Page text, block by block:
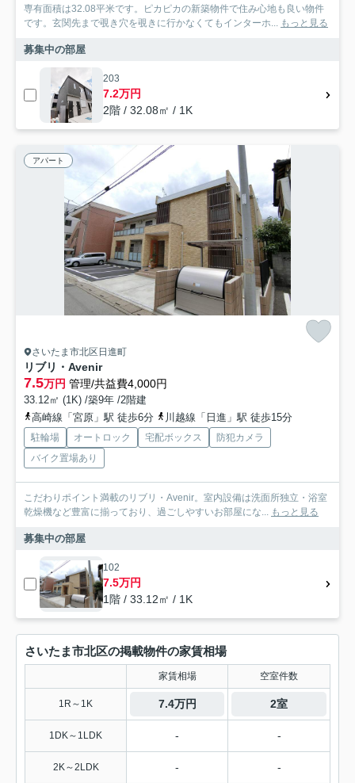
専有面積は32.08平米です。ピカピカの新築物件で住み心地も良い物件
です。玄関先まで覗き穴を覗きに行かなくてもインターホ... もっと見る
募集中の部屋
203
7.2万円
2階 / 32.08㎡ / 1K
アパート
さいたま市北区日進町
リブリ・Avenir
7.5万円 管理/共益費4,000円
33.12㎡ (1K) /築9年 /2階建
高崎線「宮原」駅 徒歩6分
川越線「日進」駅 徒歩15分
駐輪場 オートロック 宅配ボックス
防犯カメラ
バイク置場あり
こだわりポイント満載のリブリ・Avenir。室内設備は洗面所独立・浴室
乾燥機など豊富に揃っており、過ごしやすいお部屋にな... もっと見る
募集中の部屋
102
7.5万円
1階 / 33.12㎡ / 1K
さいたま市北区の掲載物件の家賃相場
家賃相場 空室件数
1R～1K 7.4万円 2室
1DK～1LDK - -
2K～2LDK - -